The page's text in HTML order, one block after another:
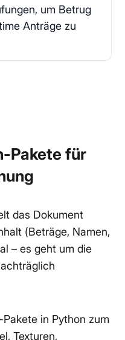
um Betrug
Anträge zu
Pakete für
das Dokument
(Beträge, Namen,
– es geht um die
in Python zum
Texturen,